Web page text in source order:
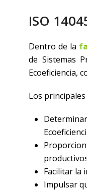
ISO
Dentro de la
de Sistemas
Ecoeficiencia,
Los
Facilitar la
Impulsar